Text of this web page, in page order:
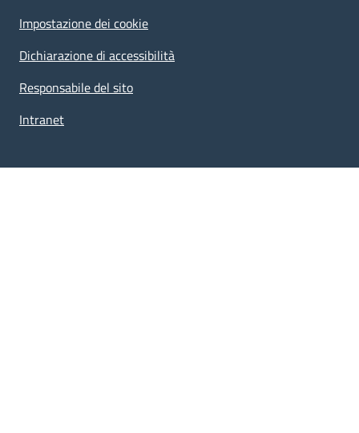
Impostazione dei cookie
Dichiarazione di accessibilità
Responsabile del sito
Intranet